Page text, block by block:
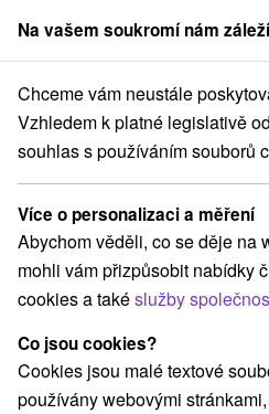
člen skupinySorger
Pobyty na Slovensku
Halloween pobyty
Kategorie
Všechny kategorie
Pobyty v
Wellness pobyty(40)
Romantické pobyty
Rodinné pobyty(23)
Na vašem soukromí nám záleží
Chceme vám neustále
Vzhledem k platné legislativě
souhlas s používáním souborů
Více o personalizaci a měření
Abychom věděli, co se děje na
mohli vám přizpůsobit nabídky
cookies a takéslužby
Co jsou cookies?
Cookies jsou malé textové
používány webovými